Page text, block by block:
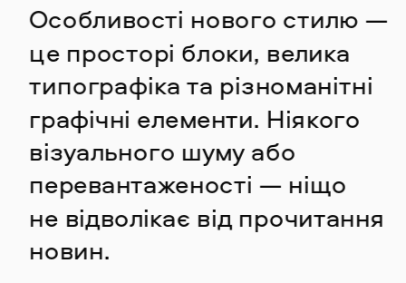
Особливості нового стилю —
це просторі блоки, велика
типографіка та різноманітні
графічні елементи. Ніякого
візуального шуму або
перевантаженості — ніщо
не відволікає від прочитання
новин.